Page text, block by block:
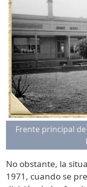
Frente principal
No obstante, la
1971, cuando se